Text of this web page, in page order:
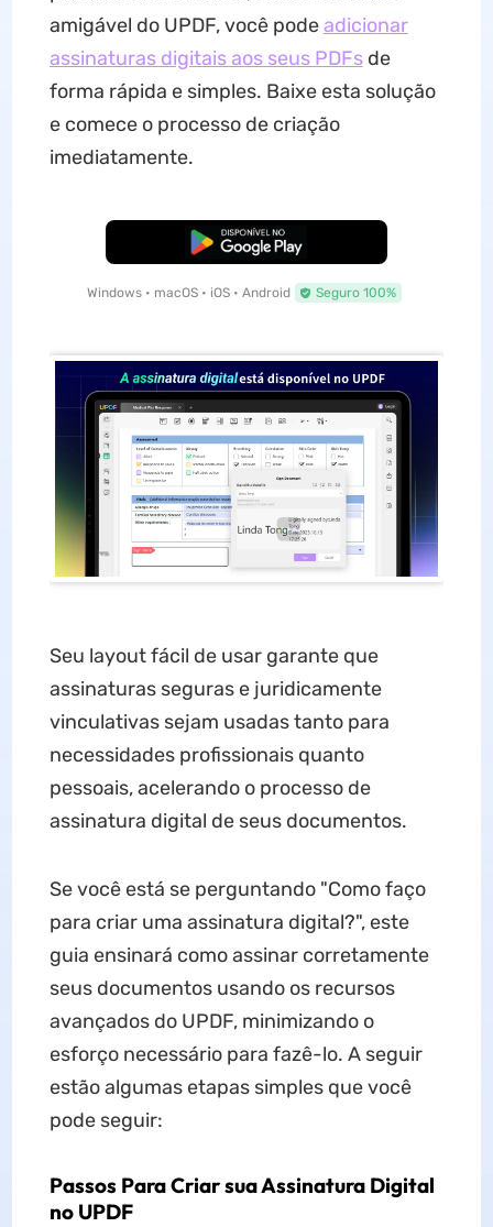
amigável do UPDF, você podeadicionar
assinaturas digitais aos seus PDFsde
forma rápida e simples. Baixe esta solução
e comece o processo de criação
imediatamente.
Baixar Grátis
Windows • macOS • iOS • Android Seguro 100%
Seu layout fácil de usar garante que
assinaturas seguras e juridicamente
vinculativas sejam usadas tanto para
necessidades profissionais quanto
pessoais, acelerando o processo de
assinatura digital de seus documentos.
Se você está se perguntando "Como faço
para criar uma assinatura digital?", este
guia ensinará como assinar corretamente
seus documentos usando os recursos
avançados do UPDF, minimizando o
esforço necessário para fazê-lo. A seguir
estão algumas etapas simples que você
pode seguir:
Passos Para Criar sua Assinatura Digital
no UPDF